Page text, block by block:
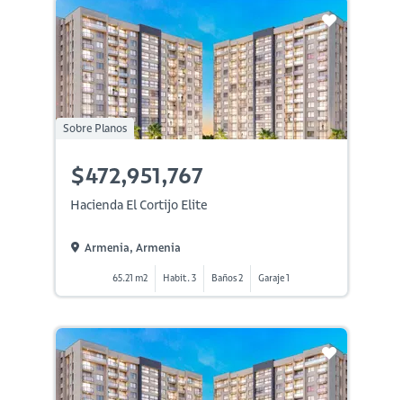
Sobre Planos
$472,951,767
Hacienda El Cortijo Elite
Armenia, Armenia
65.21 m2 Habit. 3 Baños 2 Garaje 1